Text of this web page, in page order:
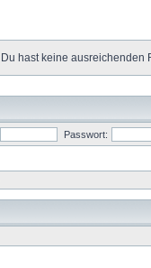
Du hast keine ausreichenden
Passwort: